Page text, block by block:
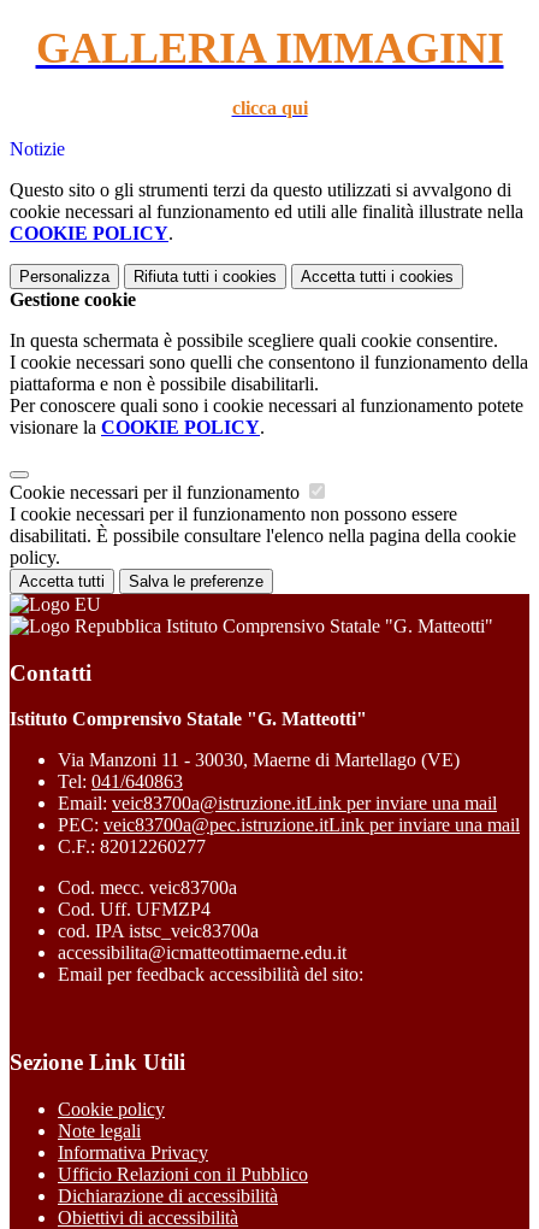
GALLERIA IMMAGINI
clicca qui
Notizie
Questo sito o gli strumenti terzi da questo utilizzati si avvalgono di
cookie necessari al funzionamento ed utili alle finalità illustrate nella
COOKIE POLICY.
Personalizza Rifiuta tutti i cookies Accetta tutti i cookies
Gestione cookie
In questa schermata è possibile scegliere quali cookie consentire.
I cookie necessari sono quelli che consentono il funzionamento della
piattaforma e non è possibile disabilitarli.
Per conoscere quali sono i cookie necessari al funzionamento potete
visionare la COOKIE POLICY.
Cookie necessari per il funzionamento
I cookie necessari per il funzionamento non possono essere
disabilitati. È possibile consultare l'elenco nella pagina della cookie
policy.
Accetta tutti Salva le preferenze
Istituto Comprensivo Statale "G. Matteotti"
Contatti
Istituto Comprensivo Statale "G. Matteotti"
Via Manzoni 11 - 30030, Maerne di Martellago (VE)
Tel: 041/640863
Email: veic83700a@istruzione.itLink per inviare una mail
PEC: veic83700a@pec.istruzione.itLink per inviare una mail
C.F.: 82012260277
Cod. mecc. veic83700a
Cod. Uff. UFMZP4
cod. IPA istsc_veic83700a
accessibilita@icmatteottimaerne.edu.it
Email per feedback accessibilità del sito:
Sezione Link Utili
Cookie policy
Note legali
Informativa Privacy
Ufficio Relazioni con il Pubblico
Dichiarazione di accessibilità
Obiettivi di accessibilità